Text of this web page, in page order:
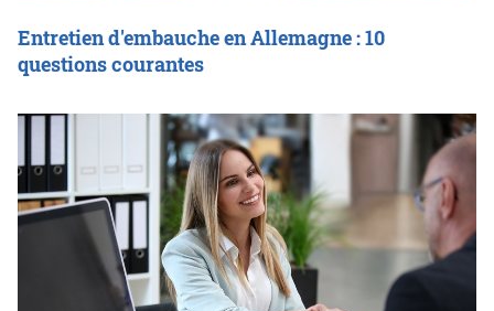
Entretien d'embauche en Allemagne : 10
questions courantes